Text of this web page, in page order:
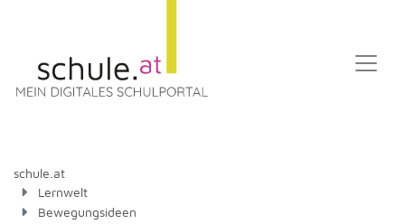
schule.at
Lernwelt
Bewegungsideen